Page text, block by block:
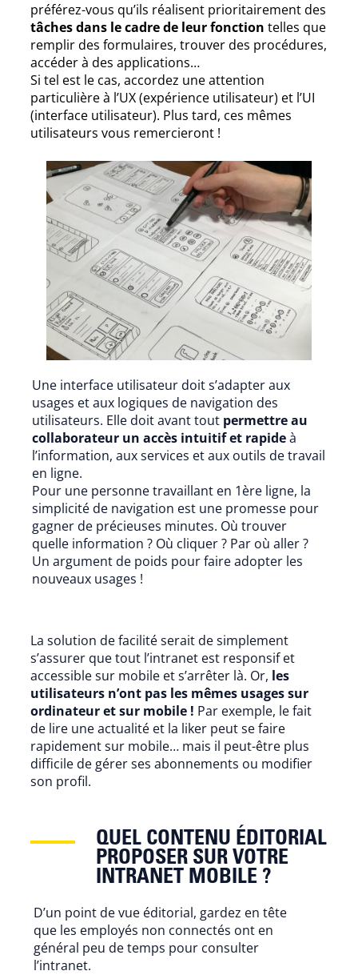
préférez-vous qu’ils réalisent prioritairement des
tâches dans le cadre de leur fonction telles que
remplir des formulaires, trouver des procédures,
accéder à des applications…
Si tel est le cas, accordez une attention
particulière à l’UX (expérience utilisateur) et l’UI
(interface utilisateur). Plus tard, ces mêmes
utilisateurs vous remercieront !
Une interface utilisateur doit s’adapter aux
usages et aux logiques de navigation des
utilisateurs. Elle doit avant tout permettre au
collaborateur un accès intuitif et rapideà
l’information, aux services et aux outils de travail
en ligne.
Pour une personne travaillant en 1ère ligne, la
simplicité de navigation est une promesse pour
gagner de précieuses minutes. Où trouver
quelle information ? Où cliquer ? Par où aller ?
Un argument de poids pour faire adopter les
nouveaux usages !
La solution de facilité serait de simplement
s’assurer que tout l’intranet est responsif et
accessible sur mobile et s’arrêter là. Or, les
utilisateurs n’ont pas les mêmes usages sur
ordinateur et sur mobile ! Par exemple, le fait
de lire une actualité et la liker peut se faire
rapidement sur mobile… mais il peut-être plus
difficile de gérer ses abonnements ou modifier
son profil.
QUEL CONTENU ÉDITORIAL
PROPOSER SUR VOTRE
INTRANET MOBILE ?
D’un point de vue éditorial, gardez en tête
que les employés non connectés ont en
général peu de temps pour consulter
l’intranet.